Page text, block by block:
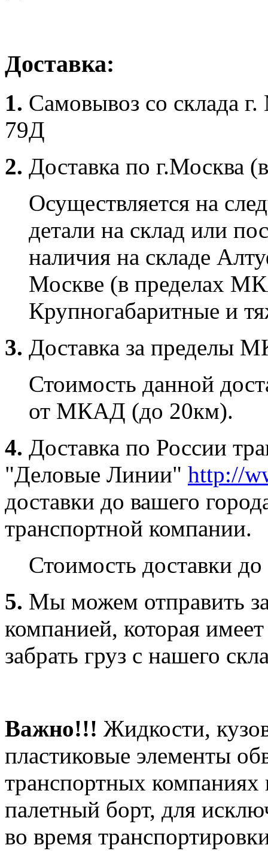
Доставка:
1. Самовывоз со склада
79Д
2. Доставка по г.Москва
Осуществляется на
детали на склад или
наличия на складе
Москве (в пределах
Крупногабаритные и
3. Доставка за пределы
Стоимость данной
от МКАД (до 20км).
4. Доставка по России
"Деловые Линии" http://
доставки до вашего
транспортной компании.
Стоимость доставки
5. Мы можем отправить
компанией, которая
забрать груз с нашего
Важно!!! Жидкости,
пластиковые элементы
транспортных
палетный борт, для
во время